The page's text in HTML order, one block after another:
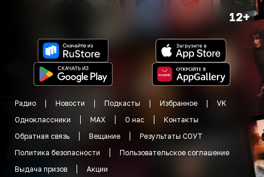
12+
Радио Новости Подкасты Избранное
VK
Одноклассники
MAX О нас
Контакты
Обратная связь
Вещание
Результаты СОУТ
Политика безопасности
Пользовательское соглашение
Выдача призов
Акции